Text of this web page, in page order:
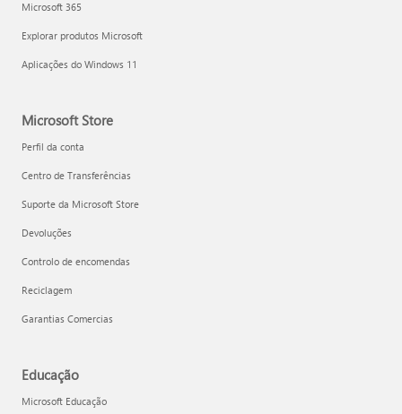
Microsoft 365
Explorar produtos Microsoft
Aplicações do Windows 11
Microsoft Store
Perfil da conta
Centro de Transferências
Suporte da Microsoft Store
Devoluções
Controlo de encomendas
Reciclagem
Garantias Comercias
Educação
Microsoft Educação